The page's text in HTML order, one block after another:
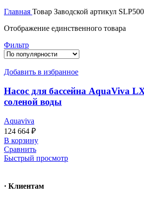
Главная Товар Заводской артикул
Отображение единственного товара
Фильтр
Добавить в избранное
Насос для бассейна AquaViva
соленой воды
Aquaviva
124 664 ₽
В корзину
Сравнить
Быстрый просмотр
· Клиентам